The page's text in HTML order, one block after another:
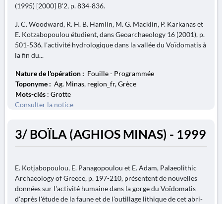
(1995) [2000] B'2, p. 834-836.
J. C. Woodward, R. H. B. Hamlin, M. G. Macklin, P. Karkanas et
E. Kotzabopoulou étudient, dans Geoarchaeology 16 (2001), p.
501-536, l'activité hydrologique dans la vallée du Voïdomatis à
la fin du...
Nature de l'opération : Fouille - Programmée
Toponyme : Ag. Minas, region_fr, Grèce
Mots-clés : Grotte
Consulter la notice
3/ BOÏLA (AGHIOS MINAS) - 1999
E. Kotjabopoulou, E. Panagopoulou et E. Adam, Palaeolithic
Archaeology of Greece, p. 197-210, présentent de nouvelles
données sur l'activité humaine dans la gorge du Voïdomatis
d'après l'étude de la faune et de l'outillage lithique de cet abri-